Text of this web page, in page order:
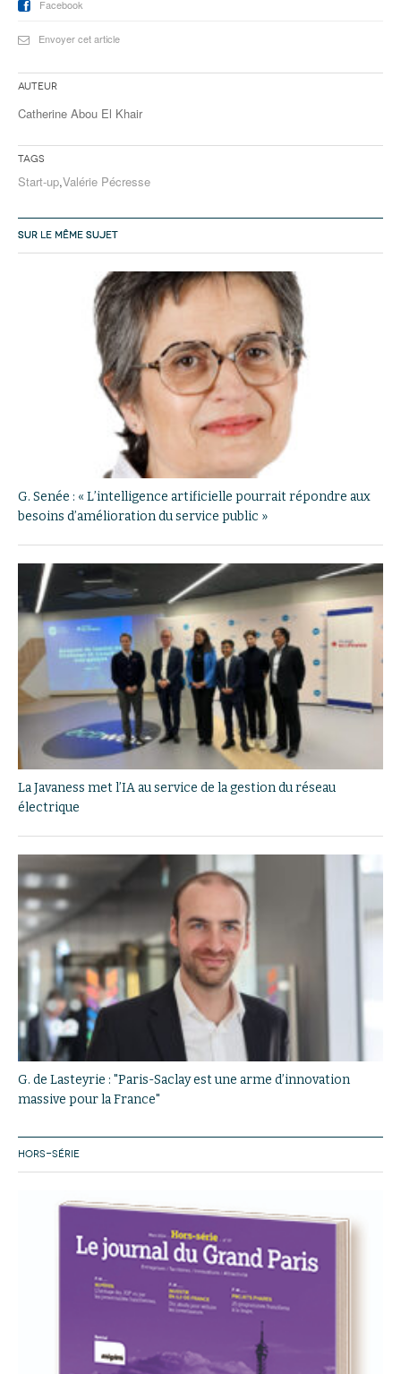
Facebook
Envoyer cet article
Auteur
Catherine Abou El Khair
Tags
Start-up,Valérie Pécresse
SUR LE MÊME SUJET
G. Senée : « L’intelligence artificielle pourrait répondre aux
besoins d’amélioration du service public »
La Javaness met l’IA au service de la gestion du réseau
électrique
G. de Lasteyrie : "Paris-Saclay est une arme d’innovation
massive pour la France"
HORS-SÉRIE